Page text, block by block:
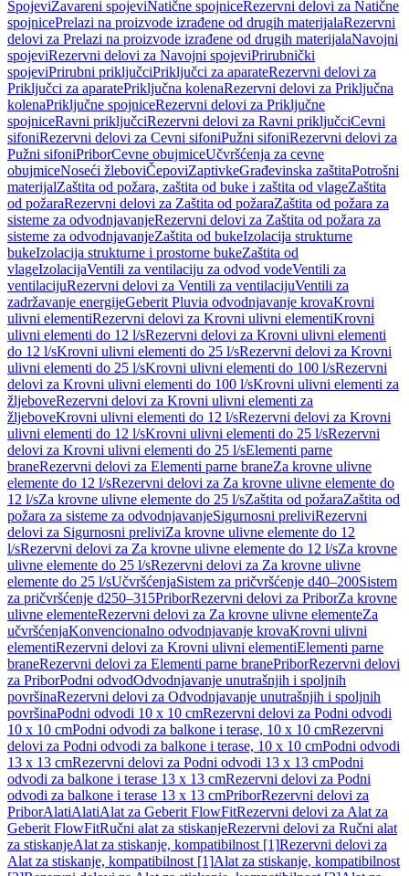
SpojeviZavareni spojeviNatične spojniceRezervni delovi za Natične
spojnicePrelazi na proizvode izrađene od drugih materijalaRezervni
delovi za Prelazi na proizvode izrađene od drugih materijalaNavojni
spojeviRezervni delovi za Navojni spojeviPrirubnički
spojeviPrirubni priključciPriključci za aparateRezervni delovi za
Priključci za aparatePriključna kolenaRezervni delovi za Priključna
kolenaPriključne spojniceRezervni delovi za Priključne
spojniceRavni priključciRezervni delovi za Ravni priključciCevni
sifoniRezervni delovi za Cevni sifoniPužni sifoniRezervni delovi za
Pužni sifoniPriborCevne obujmiceUčvršćenja za cevne
obujmiceNoseći žleboviČepoviZaptivkeGrađevinska zaštitaPotrošni
materijalZaštita od požara, zaštita od buke i zaštita od vlageZaštita
od požaraRezervni delovi za Zaštita od požaraZaštita od požara za
sisteme za odvodnjavanjeRezervni delovi za Zaštita od požara za
sisteme za odvodnjavanjeZaštita od bukeIzolacija strukturne
bukeIzolacija strukturne i prostorne bukeZaštita od
vlageIzolacijaVentili za ventilaciju za odvod vodeVentili za
ventilacijuRezervni delovi za Ventili za ventilacijuVentili za
zadržavanje energijeGeberit Pluvia odvodnjavanje krovaKrovni
ulivni elementiRezervni delovi za Krovni ulivni elementiKrovni
ulivni elementi do 12 l/sRezervni delovi za Krovni ulivni elementi
do 12 l/sKrovni ulivni elementi do 25 l/sRezervni delovi za Krovni
ulivni elementi do 25 l/sKrovni ulivni elementi do 100 l/sRezervni
delovi za Krovni ulivni elementi do 100 l/sKrovni ulivni elementi za
žljeboveRezervni delovi za Krovni ulivni elementi za
žljeboveKrovni ulivni elementi do 12 l/sRezervni delovi za Krovni
ulivni elementi do 12 l/sKrovni ulivni elementi do 25 l/sRezervni
delovi za Krovni ulivni elementi do 25 l/sElementi parne
braneRezervni delovi za Elementi parne braneZa krovne ulivne
elemente do 12 l/sRezervni delovi za Za krovne ulivne elemente do
12 l/sZa krovne ulivne elemente do 25 l/sZaštita od požaraZaštita od
požara za sisteme za odvodnjavanjeSigurnosni preliviRezervni
delovi za Sigurnosni preliviZa krovne ulivne elemente do 12
l/sRezervni delovi za Za krovne ulivne elemente do 12 l/sZa krovne
ulivne elemente do 25 l/sRezervni delovi za Za krovne ulivne
elemente do 25 l/sUčvršćenjaSistem za pričvršćenje d40–200Sistem
za pričvršćenje d250–315PriborRezervni delovi za PriborZa krovne
ulivne elementeRezervni delovi za Za krovne ulivne elementeZa
učvršćenjaKonvencionalno odvodnjavanje krovaKrovni ulivni
elementiRezervni delovi za Krovni ulivni elementiElementi parne
braneRezervni delovi za Elementi parne branePriborRezervni delovi
za PriborPodni odvodOdvodnjavanje unutrašnjih i spoljnih
površinaRezervni delovi za Odvodnjavanje unutrašnjih i spoljnih
površinaPodni odvodi 10 x 10 cmRezervni delovi za Podni odvodi
10 x 10 cmPodni odvodi za balkone i terase, 10 x 10 cmRezervni
delovi za Podni odvodi za balkone i terase, 10 x 10 cmPodni odvodi
13 x 13 cmRezervni delovi za Podni odvodi 13 x 13 cmPodni
odvodi za balkone i terase 13 x 13 cmRezervni delovi za Podni
odvodi za balkone i terase 13 x 13 cmPriborRezervni delovi za
PriborAlatiAlatiAlat za Geberit FlowFitRezervni delovi za Alat za
Geberit FlowFitRučni alat za stiskanjeRezervni delovi za Ručni alat
za stiskanjeAlat za stiskanje, kompatibilnost [1]Rezervni delovi za
Alat za stiskanje, kompatibilnost [1]Alat za stiskanje, kompatibilnost